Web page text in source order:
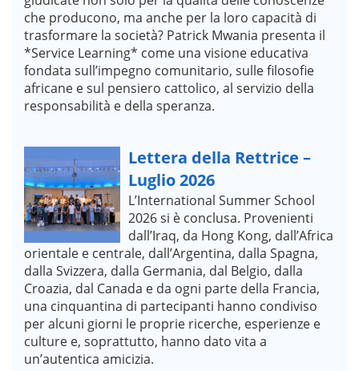
che producono, ma anche per la loro capacità di
trasformare la società? Patrick Mwania presenta il
*Service Learning* come una visione educativa
fondata sull’impegno comunitario, sulle filosofie
africane e sul pensiero cattolico, al servizio della
responsabilità e della speranza.
Lettera della Rettrice –
Luglio 2026
L’International Summer School
2026 si è conclusa. Provenienti
dall’Iraq, da Hong Kong, dall’Africa
orientale e centrale, dall’Argentina, dalla Spagna,
dalla Svizzera, dalla Germania, dal Belgio, dalla
Croazia, dal Canada e da ogni parte della Francia,
una cinquantina di partecipanti hanno condiviso
per alcuni giorni le proprie ricerche, esperienze e
culture e, soprattutto, hanno dato vita a
un’autentica amicizia.